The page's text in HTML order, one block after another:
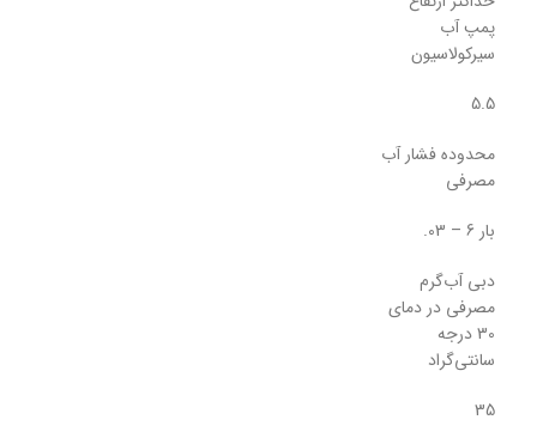
پمپ آب
سیرکولاسیون
5.5
محدوده فشار آب
مصرفی
بار 6 – 03.
دبی آب‌گرم
مصرفی در دمای
30 درجه
سانتی‌گراد
35